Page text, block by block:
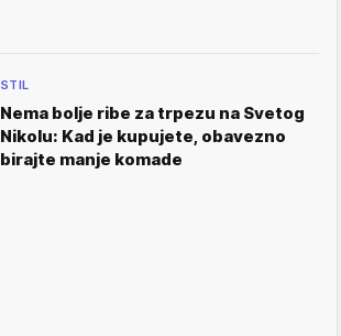
STIL
Nema bolje ribe za trpezu na Svetog
Nikolu: Kad je kupujete, obavezno
birajte manje komade